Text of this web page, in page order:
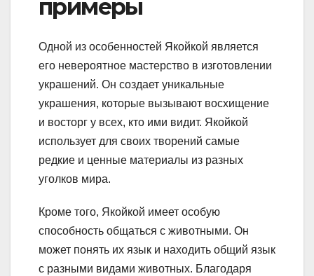
примеры
Одной из особенностей Якойкой является
его невероятное мастерство в изготовлении
украшений. Он создает уникальные
украшения, которые вызывают восхищение
и восторг у всех, кто ими видит. Якойкой
использует для своих творений самые
редкие и ценные материалы из разных
уголков мира.
Кроме того, Якойкой имеет особую
способность общаться с животными. Он
может понять их язык и находить общий язык
с разными видами животных. Благодаря